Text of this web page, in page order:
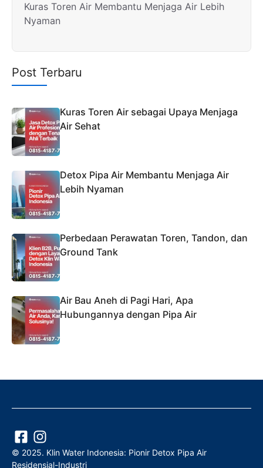
Kuras Toren Air Membantu Menjaga Air Lebih
Nyaman
Post Terbaru
Kuras Toren Air sebagai Upaya Menjaga
Air Sehat
Detox Pipa Air Membantu Menjaga Air
Lebih Nyaman
Perbedaan Perawatan Toren, Tandon, dan
Ground Tank
Air Bau Aneh di Pagi Hari, Apa
Hubungannya dengan Pipa Air
© 2025. Klin Water Indonesia: Pionir Detox Pipa Air
Residensial-Industri